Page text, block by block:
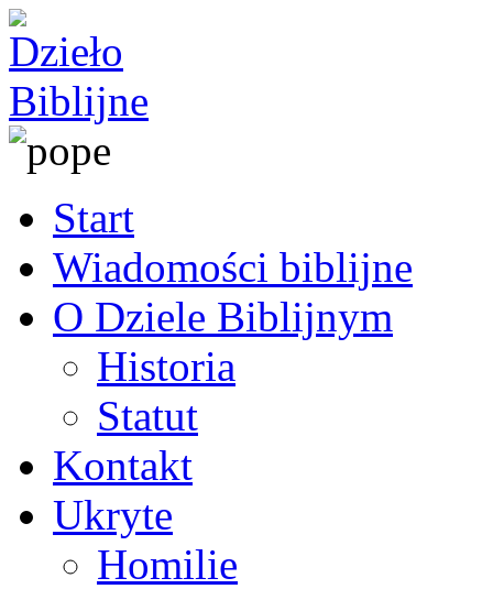
Start
Wiadomości biblijne
O Dziele Biblijnym
Historia
Statut
Kontakt
Ukryte
Homilie